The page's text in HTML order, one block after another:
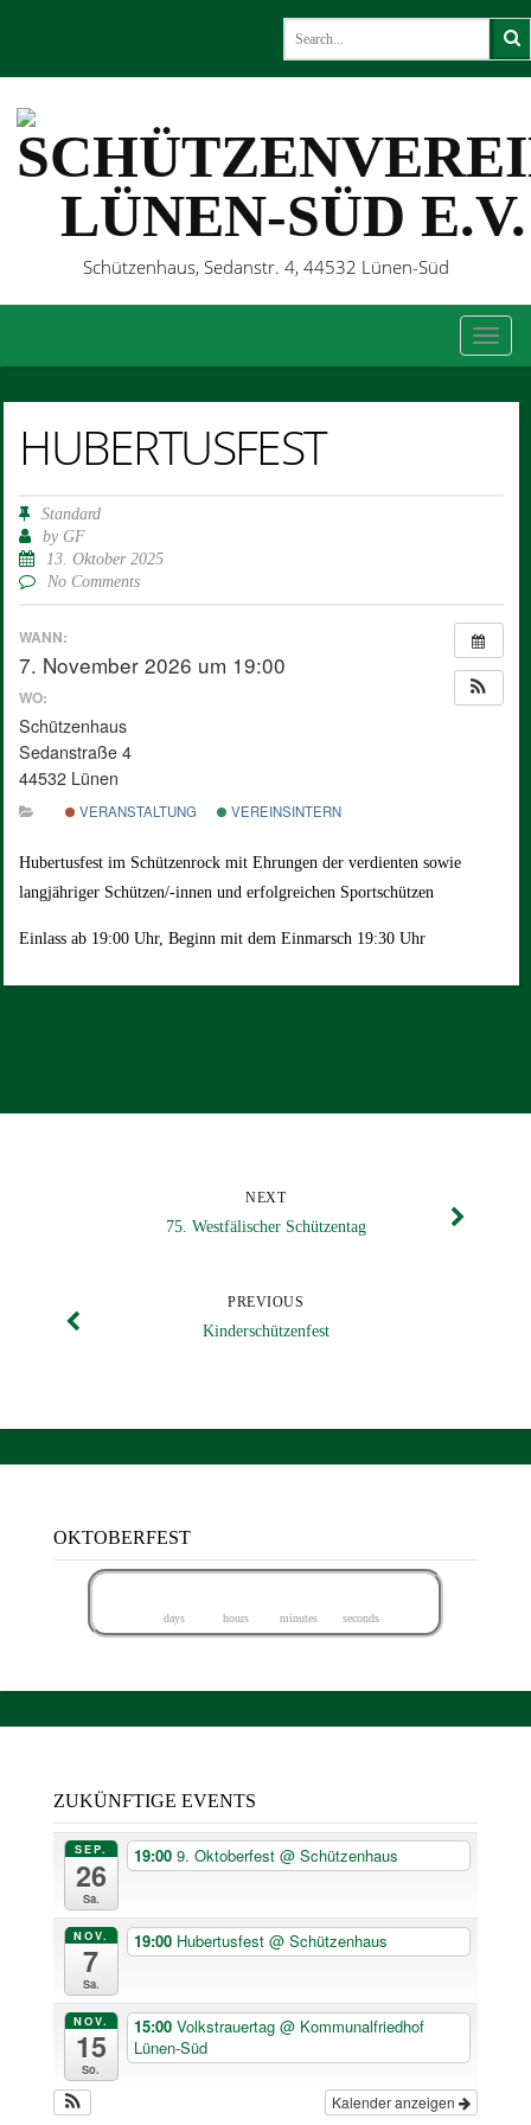
Schützenhaus, Sedanstr. 4, 44532 Lünen-Süd
HUBERTUSFEST
Standard
byGF
13. Oktober 2025
No Comments
WANN:
7. November 2026 um 19:00
WO:
Schützenhaus
Sedanstraße 4
44532 Lünen
VERANSTALTUNG VEREINSINTERN
Hubertusfest im Schützenrock mit Ehrungen der verdienten sowie
langjähriger Schützen/-innen und erfolgreichen Sportschützen
Einlass ab 19:00 Uhr, Beginn mit dem Einmarsch 19:30 Uhr
NEXT
75. Westfälischer Schützentag
PREVIOUS
Kinderschützenfest
OKTOBERFEST
days hours minutes seconds
ZUKÜNFTIGE EVENTS
SEP.
26
Sa.
19:009. Oktoberfest@ Schützenhaus
NOV.
7
Sa.
19:00 Hubertusfest@ Schützenhaus
NOV.
15
So.
15:00Volkstrauertag@ Kommunalfriedhof
Lünen-Süd
Kalender anzeigen